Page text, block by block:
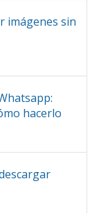
imágenes sin
hacerlo